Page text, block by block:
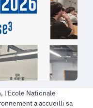
l'Ecole Nationale
a accueilli sa